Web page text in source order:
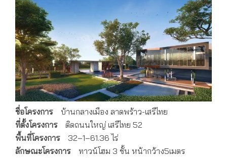
ชื่อโครงการ บ้านกลางเมือง ลาดพร้าว-เสรีไทย
ที่ตั้งโครงการ ติดถนนใหญ่ เสรีไทย 52
พื้นที่โครงการ 32–1–61.36 ไร่
ลักษณะโครงการทาวน์โฮม 3 ชั้น หน้ากว้าง5เมตร